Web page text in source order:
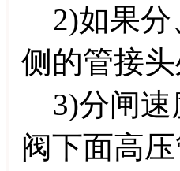
2)如果分
侧的管接
3)分闸速
阀下面高